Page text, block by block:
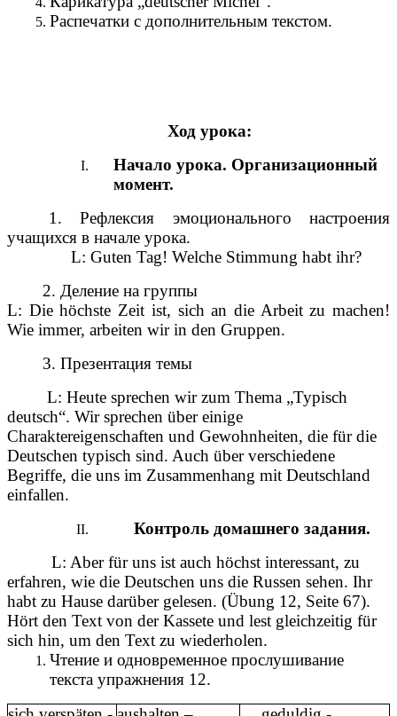
Распечатки с дополнительным текстом.
Ход урока:
Начало урока. Организационный
момент.
1. Рефлексия эмоционального настроения
учащихся в начале урока.
L: Guten Tag! Welche Stimmung habt ihr?
2. Деление на группы
L: Die höchste Zeit ist, sich an die Arbeit zu machen!
Wie immer, arbeiten wir in den Gruppen.
3. Презентация темы
L: Heute sprechen wir zum Thema „Typisch
deutsch“. Wir sprechen über einige
Charaktereigenschaften und Gewohnheiten, die für die
Deutschen typisch sind. Auch über verschiedene
Begriffe, die uns im Zusammenhang mit Deutschland
einfallen.
Контроль домашнего задания.
L: Aber für uns ist auch höchst interessant, zu
erfahren, wie die Deutschen uns die Russen sehen. Ihr
habt zu Hause darüber gelesen. (Übung 12, Seite 67).
Hört den Text von der Kassete und lest gleichzeitig für
sich hin, um den Text zu wiederholen.
Чтение и одновременное прослушивание
текста упражнения 12.